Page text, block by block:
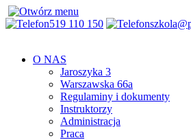
519 110 150
O NAS
Jaroszyka 3
Warszawska 66a
Regulaminy i dokumenty
Instruktorzy
Administracja
Praca